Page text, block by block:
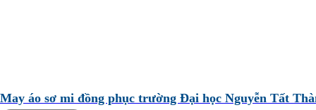
May áo sơ mi đồng phục trường Đại học Nguyễn Tất